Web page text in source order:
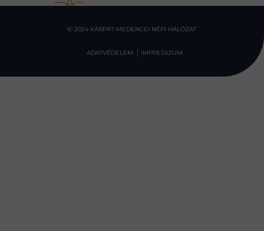
© 2024 KÁRPÁT-MEDENCEI NÉPI HÁLÓZAT
ADATVÉDELEM IMPRESSZUM